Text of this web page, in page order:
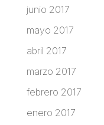
junio 2017
mayo 2017
abril 2017
marzo 2017
febrero 2017
enero 2017